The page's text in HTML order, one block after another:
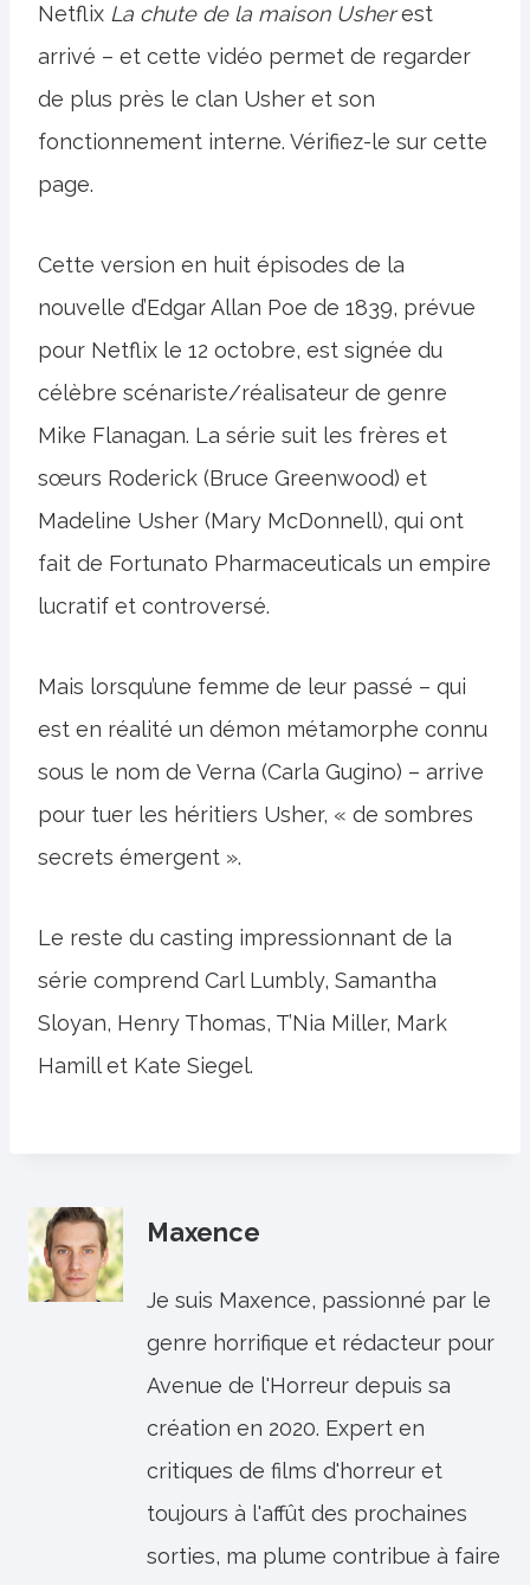
Netflix La chute de la maison Usherest
arrivé – et cette vidéo permet de regarder
de plus près le clan Usher et son
fonctionnement interne. Vérifiez-le sur cette
page.
Cette version en huit épisodes de la
nouvelle d’Edgar Allan Poe de 1839, prévue
pour Netflix le 12 octobre, est signée du
célèbre scénariste/réalisateur de genre
Mike Flanagan. La série suit les frères et
sœurs Roderick (Bruce Greenwood) et
Madeline Usher (Mary McDonnell), qui ont
fait de Fortunato Pharmaceuticals un empire
lucratif et controversé.
Mais lorsqu’une femme de leur passé – qui
est en réalité un démon métamorphe connu
sous le nom de Verna (Carla Gugino) – arrive
pour tuer les héritiers Usher, « de sombres
secrets émergent ».
Le reste du casting impressionnant de la
série comprend Carl Lumbly, Samantha
Sloyan, Henry Thomas, T’Nia Miller, Mark
Hamill et Kate Siegel.
Maxence
Je suis Maxence, passionné par le
genre horrifique et rédacteur pour
Avenue de l'Horreur depuis sa
création en 2020. Expert en
critiques de films d'horreur et
toujours à l'affût des prochaines
sorties, ma plume contribue à faire